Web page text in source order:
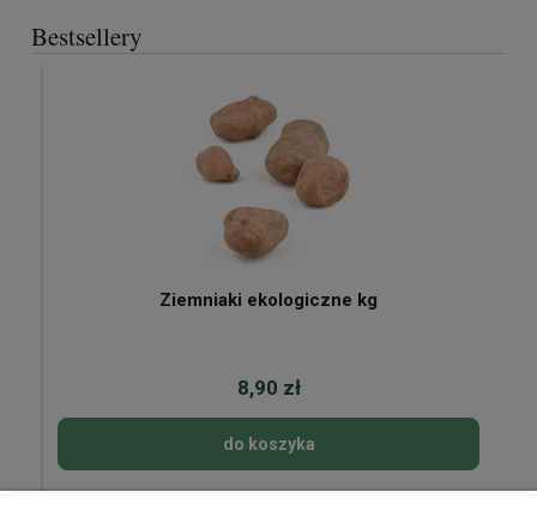
Bestsellery
Ziemniaki ekologiczne kg
8,90 zł
do koszyka